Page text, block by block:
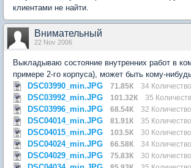
клиентами не найти.
Внимательный
22 Nov 2006
Выкладываю состояние внутренних работ в
примере 2-го корпуса), может быть кому-
DSC03990_min.JPG
71.85К 34
DSC03992_min.JPG 101.32К 35
DSC03996_min.JPG 68.54К 32
DSC04014_min.JPG 81.91К 35
DSC04015_min.JPG 103.5К 30
DSC04024_min.JPG 66.58К 34
DSC04029_min.JPG 75.83К 30